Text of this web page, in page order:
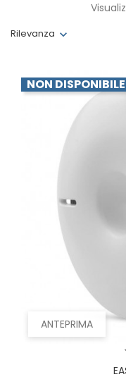
Rilevanza
ANTEPRIMA
NON DISPONIBILE